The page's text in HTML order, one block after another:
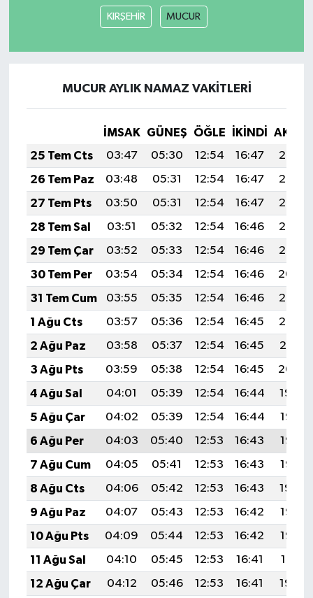
KIRŞEHİR MUCUR
MUCUR AYLIK NAMAZ VAKITLERI
İMSAK GÜNEŞ ÖĞLE İKINDI
25 Tem Cts
03:47 05:30 12:54 16:47
20:08
26 Tem Paz
03:48 05:31 12:54 16:47
20:08
27 Tem Pts
03:50 05:31 12:54 16:47
20:07
28 Tem Sal
03:51 05:32 12:54 16:46
20:06
29 Tem Çar
03:52 05:33 12:54 16:46
20:05
30 Tem Per
03:54 05:34 12:54 16:46
20:04
31 Tem Cum
03:55 05:35 12:54 16:46
20:03
1 Ağu Cts
03:57 05:36 12:54 16:45
20:02
2 Ağu Paz
03:58 05:37 12:54 16:45
20:01
3 Ağu Pts
03:59 05:38 12:54 16:45
20:00
4 Ağu Sal
04:01 05:39 12:54 16:44
19:59
5 Ağu Çar
04:02 05:39 12:54 16:44
19:58
6 Ağu Per
04:03 05:40 12:53 16:43
19:57
7 Ağu Cum
04:05 05:41 12:53 16:43
19:56
8 Ağu Cts
04:06 05:42 12:53 16:43
19:54
9 Ağu Paz
04:07 05:43 12:53 16:42
19:53
10 Ağu Pts
04:09 05:44 12:53 16:42
19:52
11 Ağu Sal
04:10 05:45 12:53 16:41
19:51
12 Ağu Çar
04:12 05:46 12:53 16:41
19:50